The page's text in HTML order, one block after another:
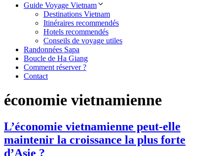
Guide Voyage Vietnam
Destinations Vietnam
Itinéraires recommendés
Hotels recommendés
Conseils de voyage utiles
Randonnées Sapa
Boucle de Ha Giang
Comment réserver ?
Contact
économie vietnamienne
L’économie vietnamienne peut-elle
maintenir la croissance la plus forte
d’Asie ?